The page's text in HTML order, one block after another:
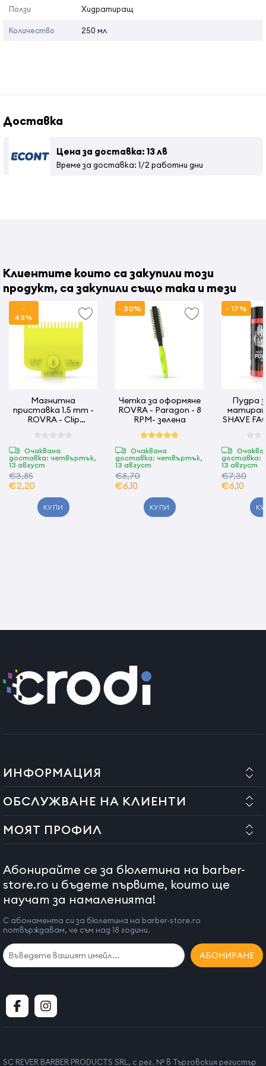
Ползи Хидратиращ
Количество 250 мл
Доставка
Цена за доставка: 13 лв
Време за доставка: 1/2 работни дни
Клиентите които са закупили този
продукт, са закупили също така и тези
-
43%
Магнитна
приставка 1.5 mm -
ROVRA - Clip
Очаквана
доставка: четвъртък,
13 август
€3,85
€2,20
КУПИ
- 30%
Четка за оформяне
ROVRA - Paragon - 8
RPM- зелена
Очаквана
доставка: четвъртък,
13 август
€8,70
€6,10
КУПИ
- 17%
Пудра
SHAVE
доставка:
13 август
€7,30
€6,10
ИНФОРМАЦИЯ
ОБСЛУЖВАНЕ НА КЛИЕНТИ
МОЯТ ПРОФИЛ
Абонирайте се за бюлетина на barber-
store.ro и бъдете първите, които ще
научат за намаленията!
С абонамента си за бюлетина на barber-store.ro
потвърждавам, че съм над 18 години.
АБОНИРАНЕ
SC REVER BARBER PRODUCTS SRL, с рег. № в Търговския регистър